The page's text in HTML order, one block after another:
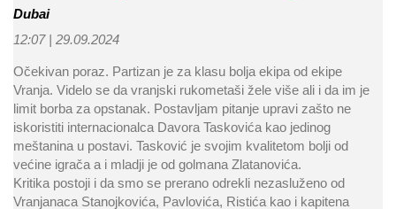
Dubai
12:07 | 29.09.2024
Očekivan poraz. Partizan je za klasu bolja ekipa od ekipe
Vranja. Videlo se da vranjski rukometaši žele više ali i da im je
limit borba za opstanak. Postavljam pitanje upravi zašto ne
iskoristiti internacionalca Davora Taskovića kao jedinog
meštanina u postavi. Tasković je svojim kvalitetom bolji od
većine igrača a i mladji je od golmana Zlatanovića.
Kritika postoji i da smo se prerano odrekli nezasluženo od
Vranjanaca Stanojkovića, Pavlovića, Ristića kao i kapitena